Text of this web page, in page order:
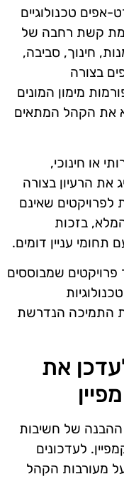
אפים טכנולוגיים
קשת רחבה של
חינוך, סביבה,
בצורה
מימון המונים
את הקהל המתאים
או חינוכי,
הרעיון בצורה
לפרויקטים שאינם
המלא, בזכות
עניין דומים.
פרויקטים שמבוססים
התמיכה הנדרשת
לעדכן את
ההבנה של חשיבות
לעדכונים
מעורבות הקהל